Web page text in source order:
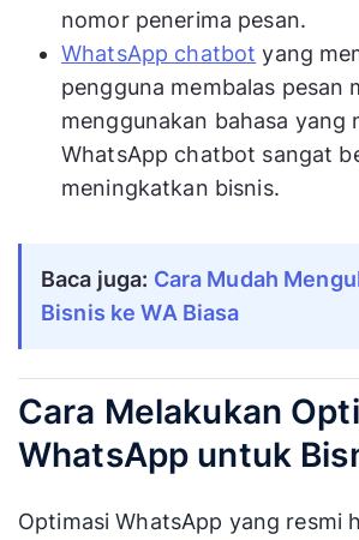
nomor penerima pesan.
WhatsApp chatbot yang
pengguna membalas pesan
menggunakan bahasa yang
WhatsApp chatbot sangat
meningkatkan bisnis.
Baca juga: Cara Mudah
Bisnis ke WA Biasa
Cara Melakukan
WhatsApp untuk
Optimasi WhatsApp yang resmi